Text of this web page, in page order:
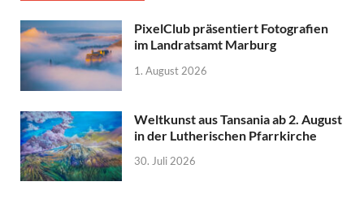
PixelClub präsentiert Fotografien
im Landratsamt Marburg
1. August 2026
Weltkunst aus Tansania ab 2. August
in der Lutherischen Pfarrkirche
30. Juli 2026